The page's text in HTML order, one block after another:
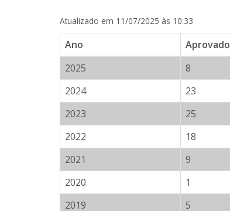
Atualizado em 11/07/2025 às 10:33
Ano Aprovado
2025
8
2024
23
2023
25
2022
18
2021
9
2020
1
2019
5